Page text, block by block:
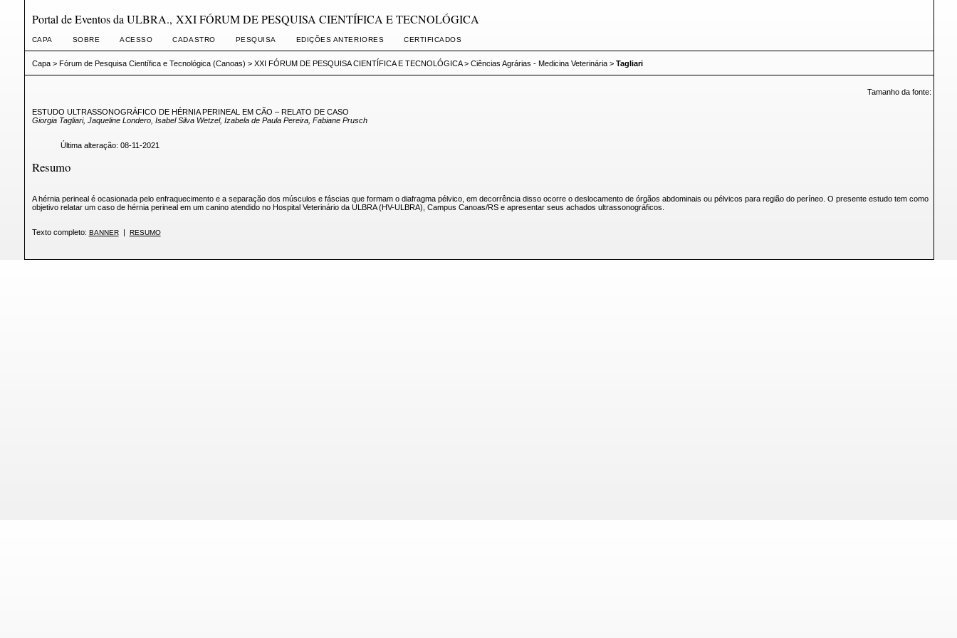
Portal de Eventos da ULBRA., XXI FÓRUM DE PESQUISA CIENTÍFICA E TECNOLÓGICA
CAPA SOBRE ACESSO CADASTRO PESQUISA EDIÇÕES ANTERIORES CERTIFICADOS
Capa> Fórum de Pesquisa Científica e Tecnológica (Canoas) > XXI FÓRUM DE PESQUISA CIENTÍFICA E TECNOLÓGICA> Ciências Agrárias - Medicina Veterinária> Tagliari
Tamanho da fonte:
ESTUDO ULTRASSONOGRÁFICO DE HÉRNIA PERINEAL EM CÃO – RELATO DE CASO
Giorgia Tagliari, Jaqueline Londero, Isabel Silva Wetzel, Izabela de Paula Pereira, Fabiane Prusch
Última alteração: 08-11-2021
Resumo
A hérnia perineal é ocasionada pelo enfraquecimento e a separação dos músculos e fáscias que formam o diafragma pélvico, em decorrência disso ocorre o deslocamento de órgãos abdominais ou pélvicos para região do períneo. O presente estudo tem como
objetivo relatar um caso de hérnia perineal em um canino atendido no Hospital Veterinário da ULBRA (HV-ULBRA), Campus Canoas/RS e apresentar seus achados ultrassonográficos.
Texto completo: BANNER| RESUMO